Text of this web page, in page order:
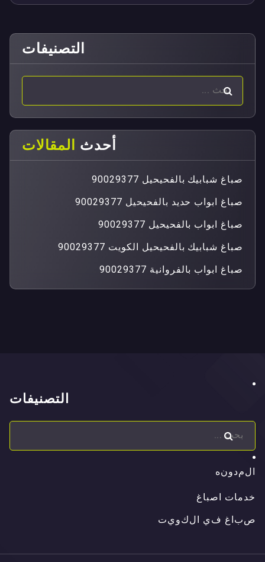
التصنيفات
أحدث المقالات
صباغ شبابيك بالفحيحيل 90029377
صباغ ابواب حديد بالفحيحيل 90029377
صباغ ابواب بالفحيحيل 90029377
صباغ شبابيك بالفحيحيل الكويت 90029377
صباغ ابواب بالفروانية 90029377
التصنيفات
ال
المدونه
خدمات اصباغ
ال
صبا غ في الكويت